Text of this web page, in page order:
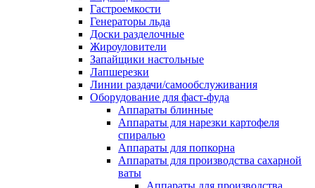
Гастроемкости
Генераторы льда
Доски разделочные
Жироуловители
Запайщики настольные
Лапшерезки
Линии раздачи/самообслуживания
Оборудование для фаст-фуда
Аппараты блинные
Аппараты для нарезки картофеля
спиралью
Аппараты для попкорна
Аппараты для производства сахарной
ваты
Аппараты для производства